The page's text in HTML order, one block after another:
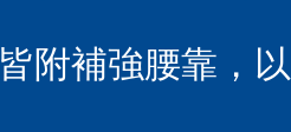
皆附補強腰靠，